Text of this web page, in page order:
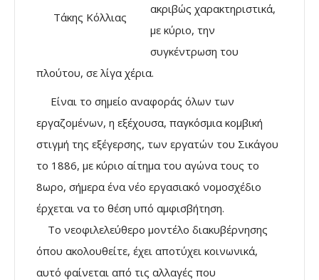
Τάκης Κόλλιας
ακριβώς χαρακτηριστικά,
με κύριο, την
συγκέντρωση του
πλούτου, σε λίγα χέρια.
Είναι το σημείο αναφοράς όλων των
εργαζομένων, η εξέχουσα, παγκόσμια κομβική
στιγμή της εξέγερσης, των εργατών του Σικάγου
το 1886, με κύριο αίτημα του αγώνα τους το
8ωρο, σήμερα ένα νέο εργασιακό νομοσχέδιο
έρχεται να το θέση υπό αμφισβήτηση.
Το νεοφιλελεύθερο μοντέλο διακυβέρνησης
όπου ακολουθείτε, έχει αποτύχει κοινωνικά,
αυτό φαίνεται από τις αλλαγές που